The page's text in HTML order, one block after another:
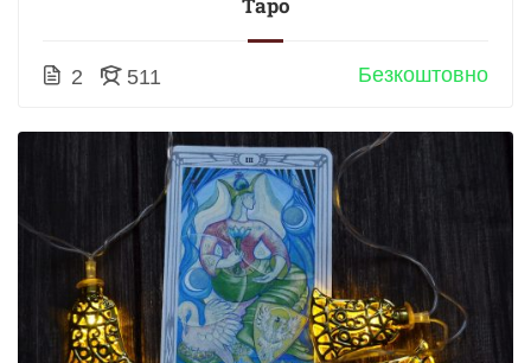
Таро
2 511 Безкоштовно